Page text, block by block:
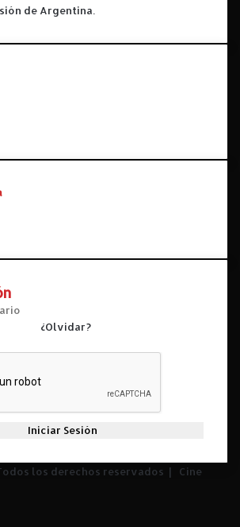
de Argentina.
¿Olvidar?
Iniciar Sesión
los derechos reservados |
Cine